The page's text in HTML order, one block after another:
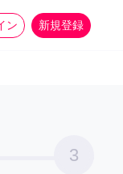
ン 新規登録
more_horiz
3